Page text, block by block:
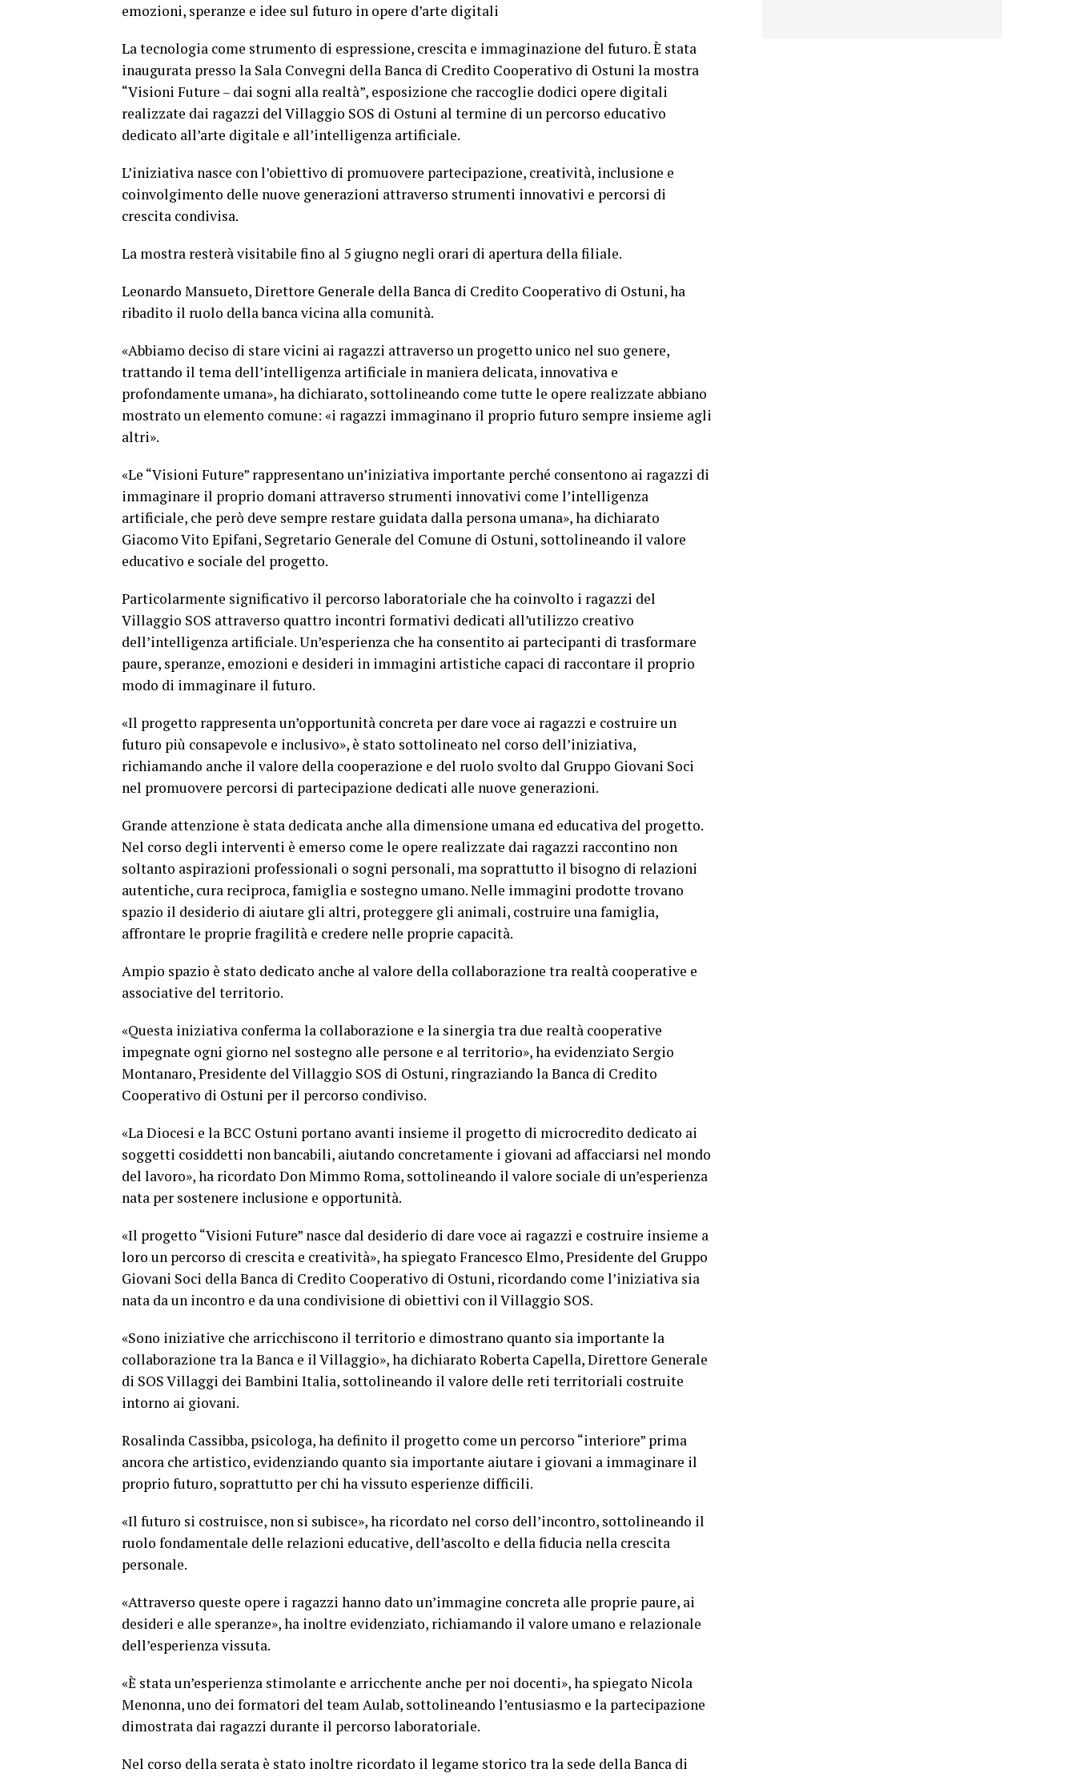
emozioni, speranze e idee sul futuro in opere d’arte digitali
La tecnologia come strumento di espressione, crescita e immaginazione del futuro. È stata
inaugurata presso la Sala Convegni della Banca di Credito Cooperativo di Ostuni la mostra
“Visioni Future – dai sogni alla realtà”, esposizione che raccoglie dodici opere digitali
realizzate dai ragazzi del Villaggio SOS di Ostuni al termine di un percorso educativo
dedicato all’arte digitale e all’intelligenza artificiale.
L’iniziativa nasce con l’obiettivo di promuovere partecipazione, creatività, inclusione e
coinvolgimento delle nuove generazioni attraverso strumenti innovativi e percorsi di
crescita condivisa.
La mostra resterà visitabile fino al 5 giugno negli orari di apertura della filiale.
Leonardo Mansueto, Direttore Generale della Banca di Credito Cooperativo di Ostuni, ha
ribadito il ruolo della banca vicina alla comunità.
«Abbiamo deciso di stare vicini ai ragazzi attraverso un progetto unico nel suo genere,
trattando il tema dell’intelligenza artificiale in maniera delicata, innovativa e
profondamente umana», ha dichiarato, sottolineando come tutte le opere realizzate abbiano
mostrato un elemento comune: «i ragazzi immaginano il proprio futuro sempre insieme agli
altri».
«Le “Visioni Future” rappresentano un’iniziativa importante perché consentono ai ragazzi di
immaginare il proprio domani attraverso strumenti innovativi come l’intelligenza
artificiale, che però deve sempre restare guidata dalla persona umana», ha dichiarato
Giacomo Vito Epifani, Segretario Generale del Comune di Ostuni, sottolineando il valore
educativo e sociale del progetto.
Particolarmente significativo il percorso laboratoriale che ha coinvolto i ragazzi del
Villaggio SOS attraverso quattro incontri formativi dedicati all’utilizzo creativo
dell’intelligenza artificiale. Un’esperienza che ha consentito ai partecipanti di trasformare
paure, speranze, emozioni e desideri in immagini artistiche capaci di raccontare il proprio
modo di immaginare il futuro.
«Il progetto rappresenta un’opportunità concreta per dare voce ai ragazzi e costruire un
futuro più consapevole e inclusivo», è stato sottolineato nel corso dell’iniziativa,
richiamando anche il valore della cooperazione e del ruolo svolto dal Gruppo Giovani Soci
nel promuovere percorsi di partecipazione dedicati alle nuove generazioni.
Grande attenzione è stata dedicata anche alla dimensione umana ed educativa del progetto.
Nel corso degli interventi è emerso come le opere realizzate dai ragazzi raccontino non
soltanto aspirazioni professionali o sogni personali, ma soprattutto il bisogno di relazioni
autentiche, cura reciproca, famiglia e sostegno umano. Nelle immagini prodotte trovano
spazio il desiderio di aiutare gli altri, proteggere gli animali, costruire una famiglia,
affrontare le proprie fragilità e credere nelle proprie capacità.
Ampio spazio è stato dedicato anche al valore della collaborazione tra realtà cooperative e
associative del territorio.
«Questa iniziativa conferma la collaborazione e la sinergia tra due realtà cooperative
impegnate ogni giorno nel sostegno alle persone e al territorio», ha evidenziato Sergio
Montanaro, Presidente del Villaggio SOS di Ostuni, ringraziando la Banca di Credito
Cooperativo di Ostuni per il percorso condiviso.
«La Diocesi e la BCC Ostuni portano avanti insieme il progetto di microcredito dedicato ai
soggetti cosiddetti non bancabili, aiutando concretamente i giovani ad affacciarsi nel mondo
del lavoro», ha ricordato Don Mimmo Roma, sottolineando il valore sociale di un’esperienza
nata per sostenere inclusione e opportunità.
«Il progetto “Visioni Future” nasce dal desiderio di dare voce ai ragazzi e costruire insieme a
loro un percorso di crescita e creatività», ha spiegato Francesco Elmo, Presidente del Gruppo
Giovani Soci della Banca di Credito Cooperativo di Ostuni, ricordando come l’iniziativa sia
nata da un incontro e da una condivisione di obiettivi con il Villaggio SOS.
«Sono iniziative che arricchiscono il territorio e dimostrano quanto sia importante la
collaborazione tra la Banca e il Villaggio», ha dichiarato Roberta Capella, Direttore Generale
di SOS Villaggi dei Bambini Italia, sottolineando il valore delle reti territoriali costruite
intorno ai giovani.
Rosalinda Cassibba, psicologa, ha definito il progetto come un percorso “interiore” prima
ancora che artistico, evidenziando quanto sia importante aiutare i giovani a immaginare il
proprio futuro, soprattutto per chi ha vissuto esperienze difficili.
«Il futuro si costruisce, non si subisce», ha ricordato nel corso dell’incontro, sottolineando il
ruolo fondamentale delle relazioni educative, dell’ascolto e della fiducia nella crescita
personale.
«Attraverso queste opere i ragazzi hanno dato un’immagine concreta alle proprie paure, ai
desideri e alle speranze», ha inoltre evidenziato, richiamando il valore umano e relazionale
dell’esperienza vissuta.
«È stata un’esperienza stimolante e arricchente anche per noi docenti», ha spiegato Nicola
Menonna, uno dei formatori del team Aulab, sottolineando l’entusiasmo e la partecipazione
dimostrata dai ragazzi durante il percorso laboratoriale.
Nel corso della serata è stato inoltre ricordato il legame storico tra la sede della Banca di